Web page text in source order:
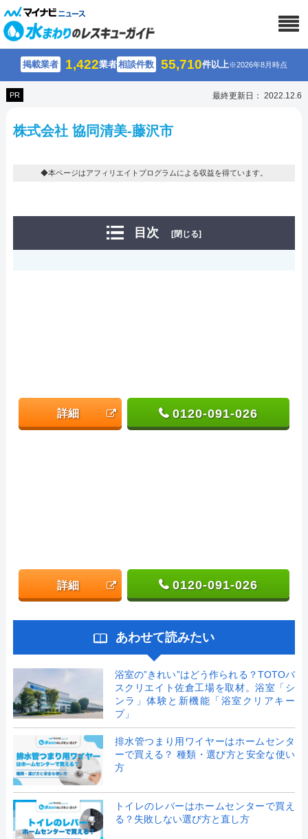
掲載業者 1,422業者相談件数 55,710件以上※2026年8月時点
PR 最終更新日： 2022.12.6
株式会社 協同清美-藤沢市
◆本ページはアフィリエイトプログラムによる収益を得ています。
目次 [閉じる]
詳細 0120-091-026
詳細 0120-091-026
あわせて読みたい
浴室の”きれい”はどう作られる？TOTOバ
スクリエイト佐倉工場を取材。浴室「シ
ンラ」体験と新機能「浴室クリアキー
プ」
排水管つまり用ワイヤーはホームセンタ
ーで買える？ 種類・選び方と安全な使い
方
トイレのレバーはホームセンターで買え
る？失敗しない選び方と直し方